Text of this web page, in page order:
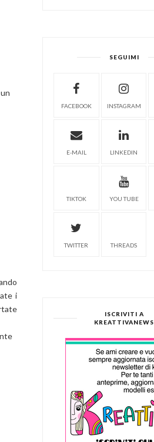
i
SEGUIMI
FACEBOOK INSTAGRAM
E-MAIL LINKEDIN
TIKTOK YOU TUBE
TWITTER THREADS
ISCRIVITI A
KREATTIVANEWS